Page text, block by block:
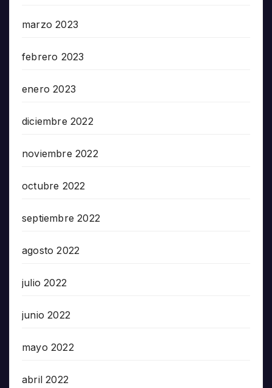
marzo 2023
febrero 2023
enero 2023
diciembre 2022
noviembre 2022
octubre 2022
septiembre 2022
agosto 2022
julio 2022
junio 2022
mayo 2022
abril 2022